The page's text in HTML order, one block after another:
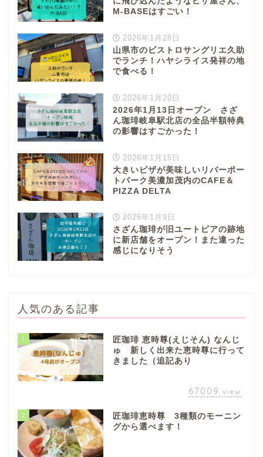
M-BASEはすごい！
2026年1月28日
山県市のビストロサングリエ久助
でランチ！ハヤシライス発祥の地
で食べる！
2026年1月20日
2026年1月13日オープン さざ
ん珈琲岐阜駅北店の全品半額特典
の影響はすごかった！
2026年1月15日
大きいピザが美味しいリバーポー
トパーク美濃加茂内のCAFE＆
PIZZA DELTA
2026年1月9日
さざん珈琲が旧ユートピアの跡地
に新店舗をオープン！また違った
感じになりそう
人気のある記事
1
匠珈琲 恵時尊(えじそん) なんじ
ゅ 新しく出来た恵時尊に行って
きました（追記あり
67009 view
2
匠珈琲恵時尊 3種類のモーニン
グから選べます！